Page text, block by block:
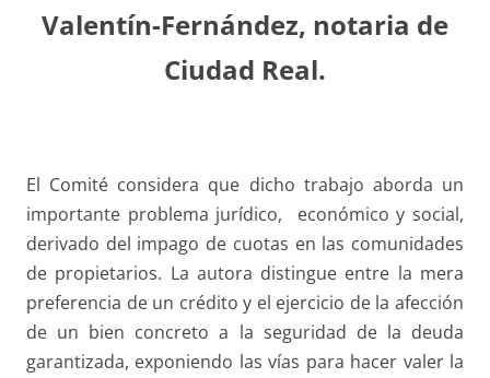
Valentín-Fernández, notaria de
Ciudad Real.
El Comité considera que dicho trabajo aborda un
importante problema jurídico, económico y social,
derivado del impago de cuotas en las comunidades
de propietarios. La autora distingue entre la mera
preferencia de un crédito y el ejercicio de la afección
de un bien concreto a la seguridad de la deuda
garantizada, exponiendo las vías para hacer valer la